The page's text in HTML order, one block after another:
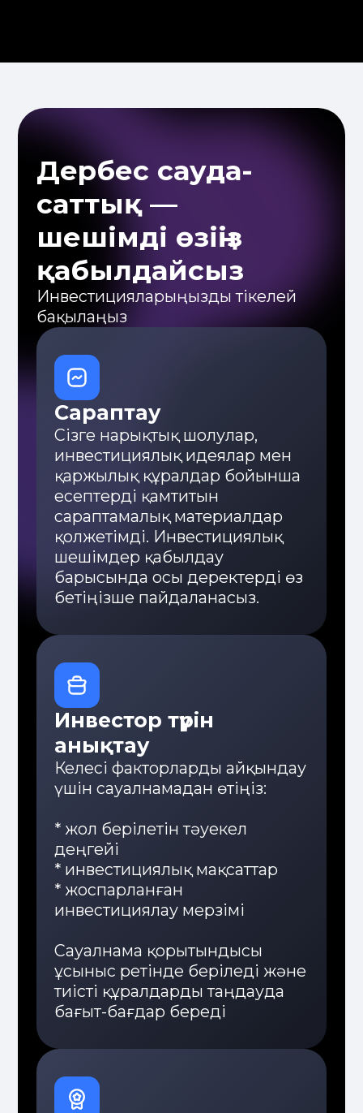
Бізбен бірге қауіпсіз
Біз лицензия негізінде жұмыс істейміз,
сенімді халықаралық қаржылық
серіктестермен ынтымақтасамыз және
активтерді әлемдік деңгейдегі ірі
депозитарийлерде сақтаймыз.
Капиталыңыздың қауіпсіздігі — біздің
басты жауапкершілігіміз.
Ыңғайлылық
Шотты жылдам ашу және
мобильді қосымшада
инвестицияларды жайлы
басқару
Ашықтық
Инвестицияларды толықтай
қадағалау, табыстылықтың нақты
статистикасы және түсінікті
есептер
Икемділік
Дайын портфельдерден бастап
жеке стратегияларға дейінгі
инвестициялық шешімдердің
алуан түрлілігі
Сараптама
15 жылдық тәжірибесі бар
кәсіби мамандардың
дербес стратегиялары
мен кеңестері